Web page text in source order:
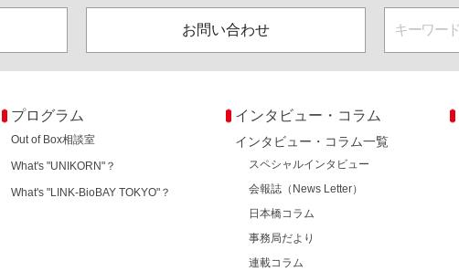
お問い合わせ
プログラム
Out of Box相談室
What's "UNIKORN"？
What's "LINK-BioBAY TOKYO"？
インタビュー・コラム
インタビュー・コラム一覧
スペシャルインタビュー
会報誌（News Letter）
日本橋コラム
事務局だより
連載コラム